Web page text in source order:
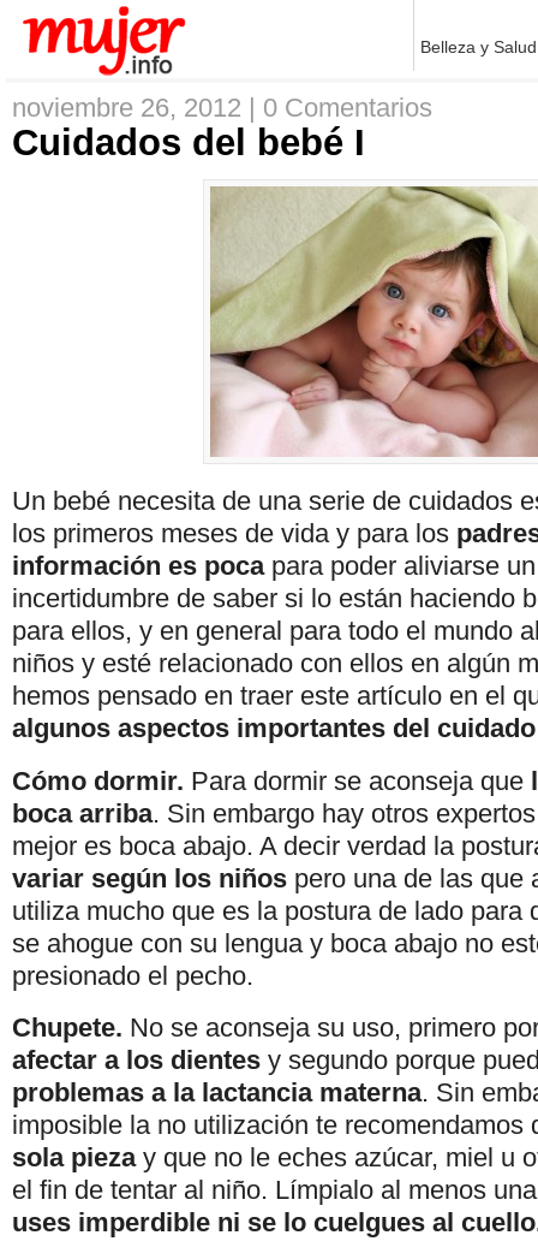
Belleza y Salud
noviembre 26, 2012 | 0 Comentarios
Cuidados del bebé I
Un bebé necesita de una serie de cuidados
los primeros meses de vida y para los
información es pocapara poder aliviarse
incertidumbre de saber si lo están haciendo
para ellos, y en general para todo el mundo
niños y esté relacionado con ellos en algún
hemos pensado en traer este artículo en el
algunos aspectos importantes del
Cómo dormir. Para dormir se aconseja que
boca arriba. Sin embargo hay otros
mejor es boca abajo. A decir verdad la
variar según los niños pero una de las que
utiliza mucho que es la postura de lado para
se ahogue con su lengua y boca abajo no
presionado el pecho.
Chupete. No se aconseja su uso, primero
afectar a los dientes y segundo porque
problemas a la lactancia materna. Sin
imposible la no utilización te recomendamos
sola piezay que no le eches azúcar, miel u
el fin de tentar al niño. Límpialo al menos
uses imperdible ni se lo cuelgues al